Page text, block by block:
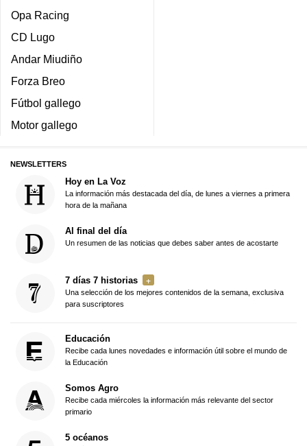
Opa Racing
CD Lugo
Andar Miudiño
Forza Breo
Fútbol gallego
Motor gallego
NEWSLETTERS
Hoy en La Voz
La información más destacada del día, de lunes a viernes a primera
hora de la mañana
Al final del día
Un resumen de las noticias que debes saber antes de acostarte
7 días 7 historias
Una selección de los mejores contenidos de la semana, exclusiva
para suscriptores
Educación
Recibe cada lunes novedades e información útil sobre el mundo de
la Educación
Somos Agro
Recibe cada miércoles la información más relevante del sector
primario
5 océanos